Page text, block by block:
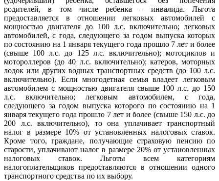
родителей, в том числе ребенка – инвалида. Льгота
предоставляется в отношении легковых автомобилей с
мощностью двигателя до 100 л.с. включительно; легковых
автомобилей, с года, следующего за годом выпуска которых
по состоянию на 1 января текущего года прошло 7 лет и более
(свыше 100 л.с. до 125 л.с. включительно); мотоциклов и
мотороллеров (до 40 л.с. включительно); катеров, моторных
лодок или других водных транспортных средств (до 100 л.с.
включительно). Если многодетная семья владеет легковым
автомобилем с мощностью двигателя свыше 100 л.с. до 150
л.с. включительно; легковым автомобилем, с года,
следующего за годом выпуска которого по состоянию на 1
января текущего года прошло 7 лет и более (свыше 150 л.с. до
200 л.с. включительно), то она уплачивает транспортный
налог в размере 10% от установленных налоговых ставок.
Кроме того, граждане, получающие страховую пенсию по
старости, уплачивают налог в размере 20% от установленных
налоговых ставок. Льготы всем категориям
налогоплательщиков предоставляются в отношении одного
транспортного средства по их выбору.